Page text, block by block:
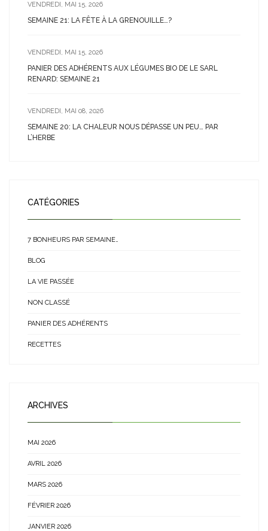
VENDREDI, MAI 15, 2026
SEMAINE 21: LA FÊTE À LA GRENOUILLE…?
VENDREDI, MAI 15, 2026
PANIER DES ADHÉRENTS AUX LÉGUMES BIO DE LE SARL
RENARD: SEMAINE 21
VENDREDI, MAI 08, 2026
SEMAINE 20: LA CHALEUR NOUS DÉPASSE UN PEU… PAR
L’HERBE
CATÉGORIES
7 BONHEURS PAR SEMAINE…
BLOG
LA VIE PASSÉE
NON CLASSÉ
PANIER DES ADHÉRENTS
RECETTES
ARCHIVES
MAI 2026
AVRIL 2026
MARS 2026
FÉVRIER 2026
JANVIER 2026